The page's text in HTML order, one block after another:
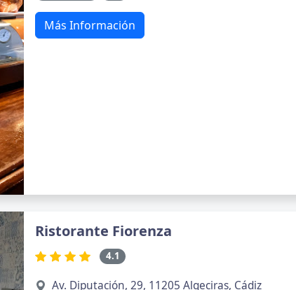
Más Información
Ristorante Fiorenza
4.1
Av. Diputación, 29, 11205 Algeciras, Cádiz